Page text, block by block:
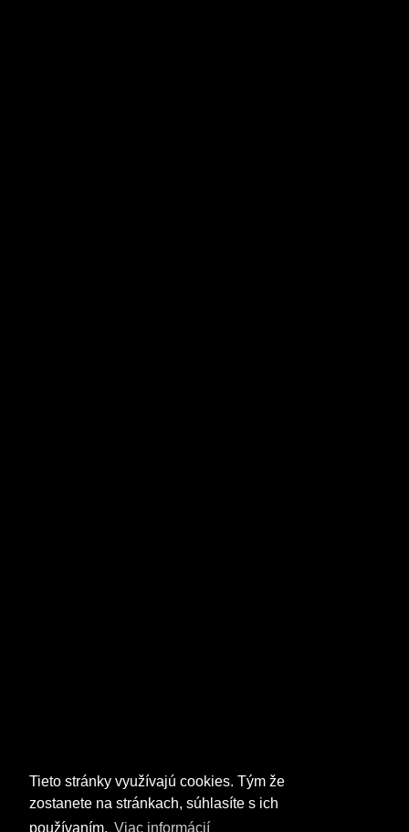
Tieto stránky využívajú cookies. Tým že
zostanete na stránkach, súhlasíte s ich
používaním. Viac informácií